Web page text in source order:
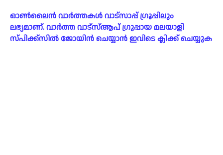
ഓൺലൈൻ വാർത്തകൾ വാട്സാപ്പ് ഗ്രൂപ്പിലും
ലഭ്യമാണ്. വാർത്ത വാട്സ്ആപ് ഗ്രുപ്പായ മലയാളി
സ്പിക്ക്സിൽ ജോയിൻ ചെയ്യാൻ ഇവിടെ ക്ലിക്ക് ചെയ്യുക